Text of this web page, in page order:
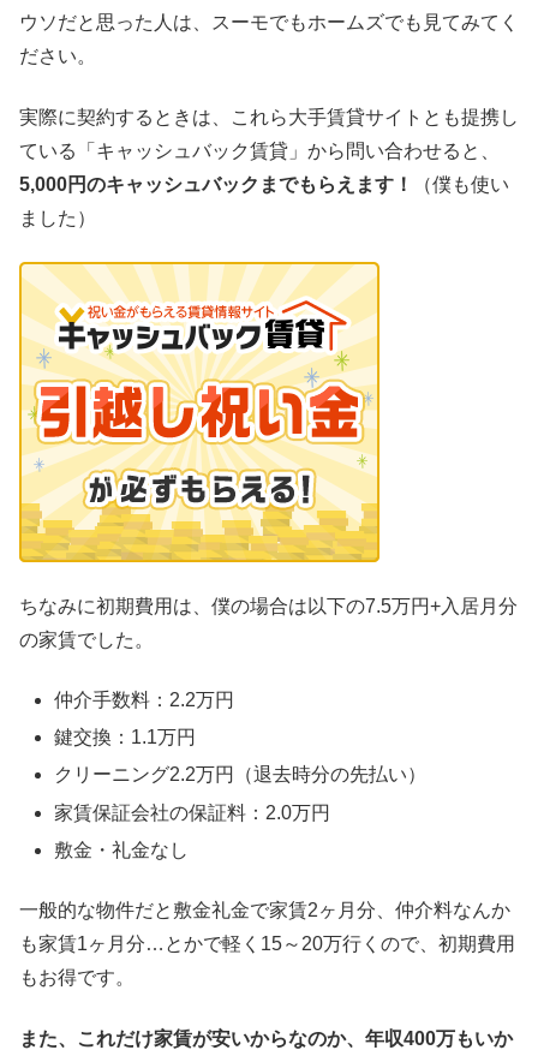
ウソだと思った人は、スーモでもホームズでも見てみてく
ださい。
実際に契約するときは、これら大手賃貸サイトとも提携し
ている「キャッシュバック賃貸」から問い合わせると、
5,000円のキャッシュバックまでもらえます！
（僕も使い
ました）
ちなみに初期費用は、僕の場合は以下の7.5万円+入居月分
の家賃でした。
仲介手数料：2.2万円
鍵交換：1.1万円
クリーニング2.2万円（退去時分の先払い）
家賃保証会社の保証料：2.0万円
敷金・礼金なし
一般的な物件だと敷金礼金で家賃2ヶ月分、仲介料なんか
も家賃1ヶ月分…とかで軽く15～20万行くので、初期費用
もお得です。
また、これだけ家賃が安いからなのか、年収400万もいか